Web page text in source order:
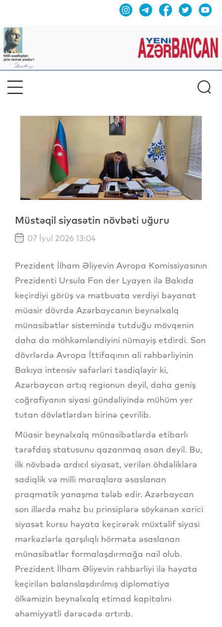
Müstəqil siyasətin növbəti uğuru
07 İyul 2026 13:04
Prezident İlham Əliyevin Avropa Komissiyasının
Prezidenti Ursula Fon der Lyayen ilə Bakıda
keçirdiyi görüş və mətbuata verdiyi bəyanat
müasir dövrdə Azərbaycanın beynəlxalq
münasibətlər sistemində tutduğu mövqenin
daha da möhkəmləndiyini nümayiş etdirdi. Son
dövrlərdə Avropa İttifaqının ali rəhbərliyinin
Bakıya intensiv səfərləri təsdiqləyir ki,
Azərbaycan artıq regionun deyil, daha geniş
coğrafiyanın siyasi gündəliyində mühüm yer
tutan dövlətlərdən birinə çevrilib.
Müasir beynəlxalq münasibətlərdə etibarlı
tərəfdaş statusunu qazanmaq asan deyil. Bu,
ilk növbədə ardıcıl siyasət, verilən öhdəliklərə
sadiqlik və milli maraqlara əsaslanan
praqmatik yanaşma tələb edir. Azərbaycan
son illərdə məhz bu prinsiplərə söykənən xarici
siyasət kursu həyata keçirərək müxtəlif siyasi
mərkəzlərlə qarşılıqlı hörmətə əsaslanan
münasibətlər formalaşdırmağa nail olub.
Prezident İlham Əliyevin rəhbərliyi ilə həyata
keçirilən balanslaşdırılmış diplomatiya
ölkəmizin beynəlxalq etimad kapitalını
əhəmiyyətli dərəcədə artırıb.